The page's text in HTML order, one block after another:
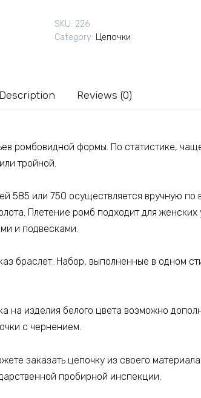
SKU: 226
Category: Цепочки
Description Reviews (0)
ромбовидной формы. По статистике,
тройной.
585 или 750 осуществляется вручную
Плетение ромб подходит для
и подвесками.
браслет. Набор, выполненные в одном
на изделия белого цвета возможно
с чернением.
заказать цепочку из своего
пробирной инспекции.